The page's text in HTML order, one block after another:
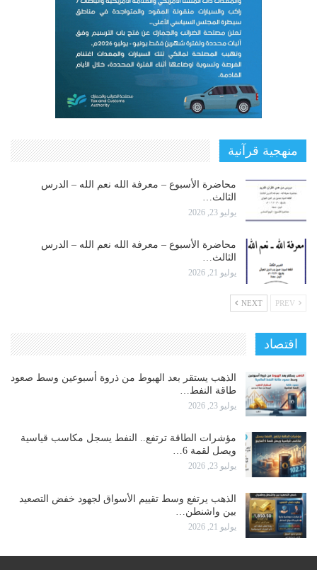
منهجية قرآنية
محاضرة الأسبوع – معرفة الله نعم الله – الدرس
الثالث…
يوليو 23, 2026
محاضرة الأسبوع – معرفة الله نعم الله – الدرس
الثالث…
يوليو 21, 2026
NEXT
اقتصاد
الذهب يستقر بعد الهبوط من ذروة أسبوعين وسط صعود
طاقة النفط…
يوليو 23, 2026
مؤشرات الطاقة ترتفع.. النفط يسجل مكاسب قياسية
ويصل لقمة 6…
يوليو 23, 2026
الذهب يرتفع وسط تقييم الأسواق لجهود خفض التصعيد
بين واشنطن…
يوليو 21, 2026